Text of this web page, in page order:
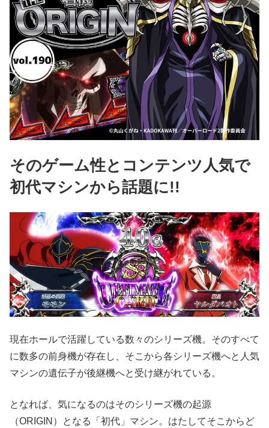
そのゲーム性とコンテンツ人気で
初代マシンから話題に!!
現在ホールで活躍している数々のシリーズ機。そのすべて
に数多の前身機が存在し、そこから各シリーズ機へと人気
マシンの遺伝子が後継機へと受け継がれている。
となれば、気になるのはそのシリーズ機の起源
（ORIGIN）となる「初代」マシン。はたしてそこからど